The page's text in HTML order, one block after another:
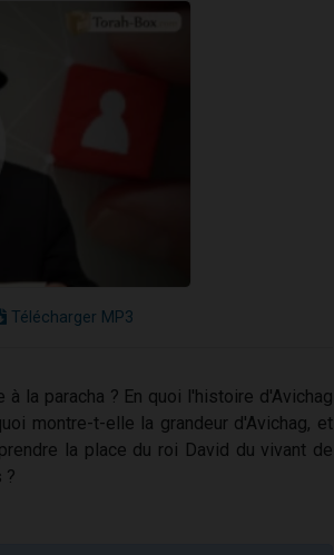
Télécharger MP3
la paracha ? En quoi l'histoire d'Avichag
montre-t-elle la grandeur d'Avichag, et
la place du roi David du vivant de
?